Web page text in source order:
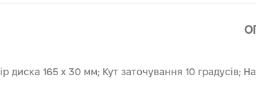
диска 165 х 30 мм; Кут заточування 10 градусів;